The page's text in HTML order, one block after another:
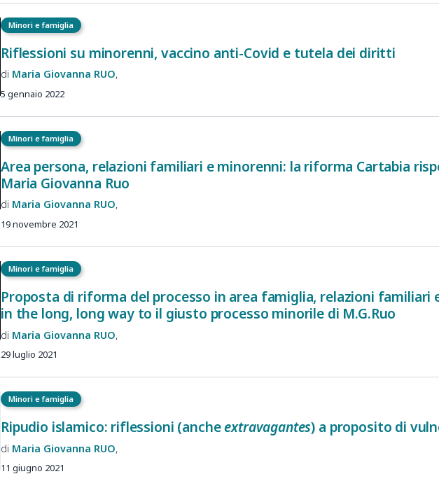
Minori e famiglia
Riflessioni su minorenni, vaccino anti-Covid e tutela dei diritti
Maria Giovanna RUO
5 gennaio 2022
Minori e famiglia
Area persona, relazioni familiari e minorenni: la riforma Cartabia
Maria Giovanna Ruo
Maria Giovanna RUO
19 novembre 2021
Minori e famiglia
Proposta di riforma del processo in area famiglia, relazioni familiari
in the long, long way to il giusto processo minorile di M.G.Ruo
Maria Giovanna RUO
29 luglio 2021
Minori e famiglia
Ripudio islamico: riflessioni (ancheextravagantes) a proposito di
Maria Giovanna RUO
11 giugno 2021